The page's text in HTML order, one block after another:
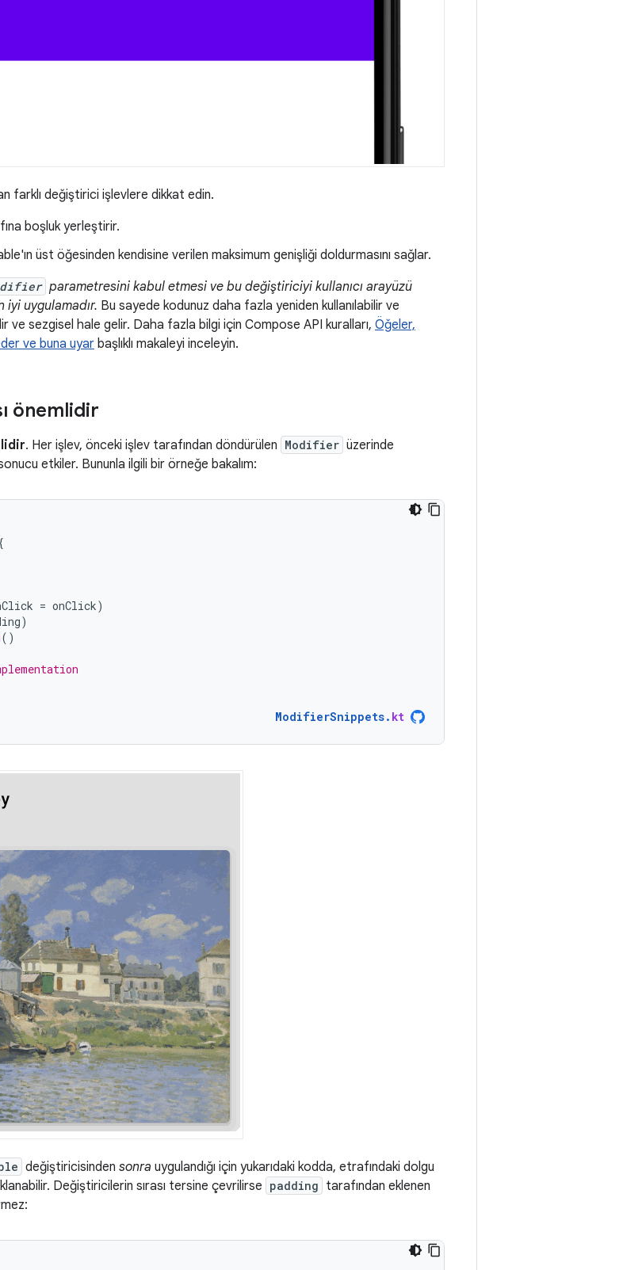
farklı değiştirici işlevlere dikkat edin.
boşluk yerleştirir.
üst öğesinden kendisine verilen maksimum genişliği doldurmasını sağlar.
parametresini kabul etmesi ve bu değiştiriciyi kullanıcı arayüzü
uygulamadır. Bu sayede kodunuz daha fazla yeniden kullanılabilir ve
ve sezgisel hale gelir. Daha fazla bilgi için Compose API kuralları, Öğeler,
ve buna uyar başlıklı makaleyi inceleyin.
önemlidir
. Her işlev, önceki işlev tarafından döndürülen Modifier üzerinde
etkiler. Bununla ilgili bir örneğe bakalım:
= onClick)
)
()
ModifierSnippets. kt
değiştiricisinden sonra uygulandığı için yukarıdaki kodda, etrafındaki dolgu
Değiştiricilerin sırası tersine çevrilirse padding tarafından eklenen